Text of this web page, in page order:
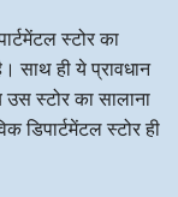
स्टोर का
ही ये प्रावधान
स्टोर का सालाना
स्टोर ही